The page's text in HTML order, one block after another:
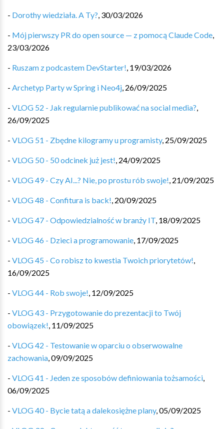
- Dorothy wiedziała. A Ty?, 30/03/2026
- Mój pierwszy PR do open source — z pomocą Claude Code,
23/03/2026
- Ruszam z podcastem DevStarter!, 19/03/2026
- Archetyp Party w Spring i Neo4j, 26/09/2025
- VLOG 52 - Jak regularnie publikować na social media?,
26/09/2025
- VLOG 51 - Zbędne kilogramy u programisty, 25/09/2025
- VLOG 50 - 50 odcinek już jest!, 24/09/2025
- VLOG 49 - Czy AI...? Nie, po prostu rób swoje!, 21/09/2025
- VLOG 48 - Confitura is back!, 20/09/2025
- VLOG 47 - Odpowiedzialność w branży IT, 18/09/2025
- VLOG 46 - Dzieci a programowanie, 17/09/2025
- VLOG 45 - Co robisz to kwestia Twoich priorytetów!,
16/09/2025
- VLOG 44 - Rob swoje!, 12/09/2025
- VLOG 43 - Przygotowanie do prezentacji to Twój
obowiązek!, 11/09/2025
- VLOG 42 - Testowanie w oparciu o obserwowalne
zachowania,09/09/2025
- VLOG 41 - Jeden ze sposobów definiowania tożsamości,
06/09/2025
- VLOG 40 - Bycie tatą a dalekosiężne plany,05/09/2025